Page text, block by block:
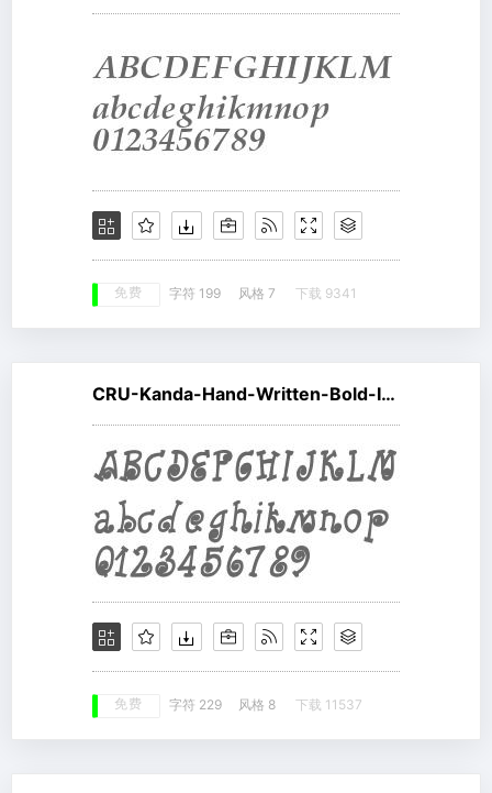
免费 字符 199 风格 7 下载 9341
CRU-Kanda-Hand-Written-Bold-Italic
免费 字符 229 风格 8 下载 11537